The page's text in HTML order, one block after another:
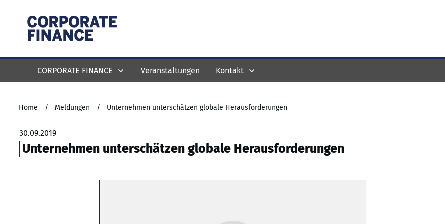
CORPORATE FINANCE Veranstaltungen Kontakt
Home / Meldungen / Unternehmen unterschätzen globale Herausforderungen
30.09.2019
Unternehmen unterschätzen globale Herausforderungen